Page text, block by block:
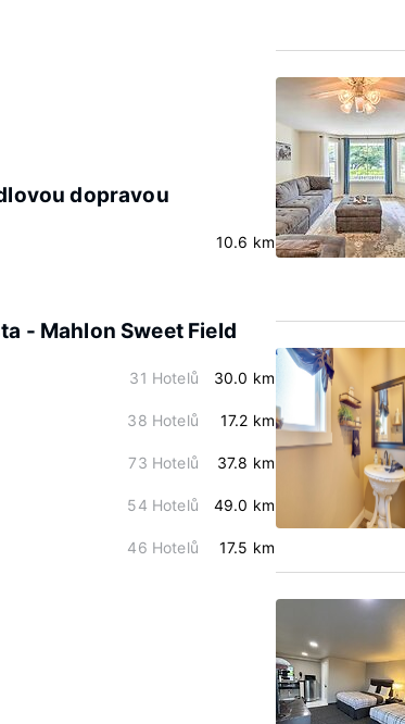
dopravou
10.6 km
- Mahlon Sweet Field
31 Hotelů 30.0 km
38 Hotelů 17.2 km
73 Hotelů 37.8 km
54 Hotelů 49.0 km
46 Hotelů 17.5 km